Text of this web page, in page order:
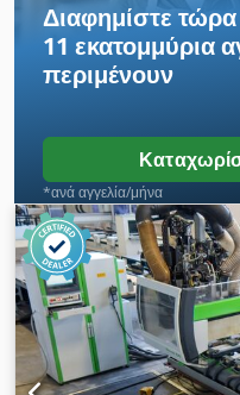
Διαφημίστε
11 εκατομμύρια
περιμένουν
*ανά αγγελία/μήνα